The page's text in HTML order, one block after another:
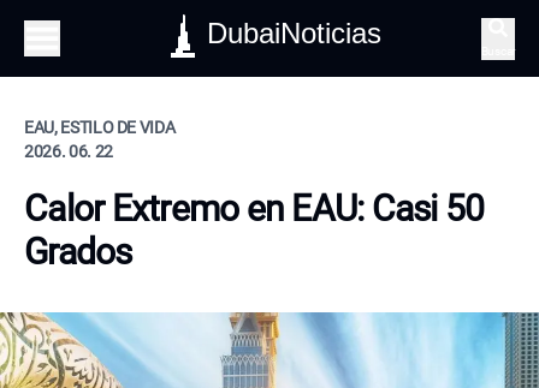
DubaiNoticias
EAU, ESTILO DE VIDA
2026. 06. 22
Calor Extremo en EAU: Casi 50
Grados